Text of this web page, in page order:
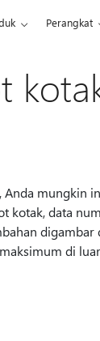
Perangkat
Anda
kotak, data
di